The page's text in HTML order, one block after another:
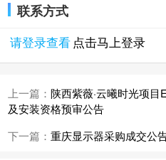
联系方式
请登录查看 点击马上登录
上一篇： 陕西紫薇·云曦时光项
及安装资格预审公告
下一篇： 重庆显示器采购成交公